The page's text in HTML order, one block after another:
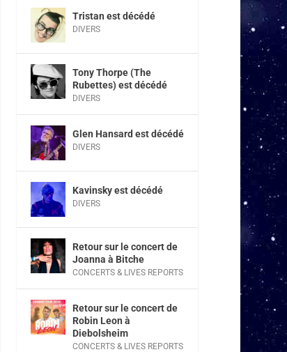
Tristan est décédé
DIVERS
Tony Thorpe (The
Rubettes) est décédé
DIVERS
Glen Hansard est décédé
DIVERS
Kavinsky est décédé
DIVERS
Retour sur le concert de
Joanna à Bitche
CONCERTS & LIVES REPORTS
Retour sur le concert de
Robin Leon à
Diebolsheim
CONCERTS & LIVES REPORTS